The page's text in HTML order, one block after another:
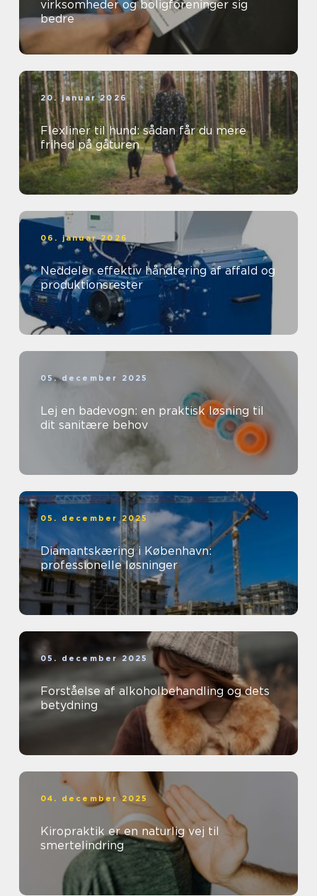
virksomheder og boligforeninger sig
bedre
20. januar 2026
Flexliner til hund: sådan får du mere
frihed på gåturen
06. januar 2026
Neddeler effektiv håndtering af affald og
produktionsrester
05. december 2025
Lej en badevogn: en praktisk løsning til
dit sanitære behov
05. december 2025
Diamantskæring i København:
professionelle løsninger
05. december 2025
Forståelse af alkoholbehandling og dets
betydning
04. december 2025
Kiropraktik er en naturlig vej til
smertelindring